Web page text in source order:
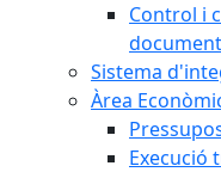
Control i
Sistema
Àrea
Execució